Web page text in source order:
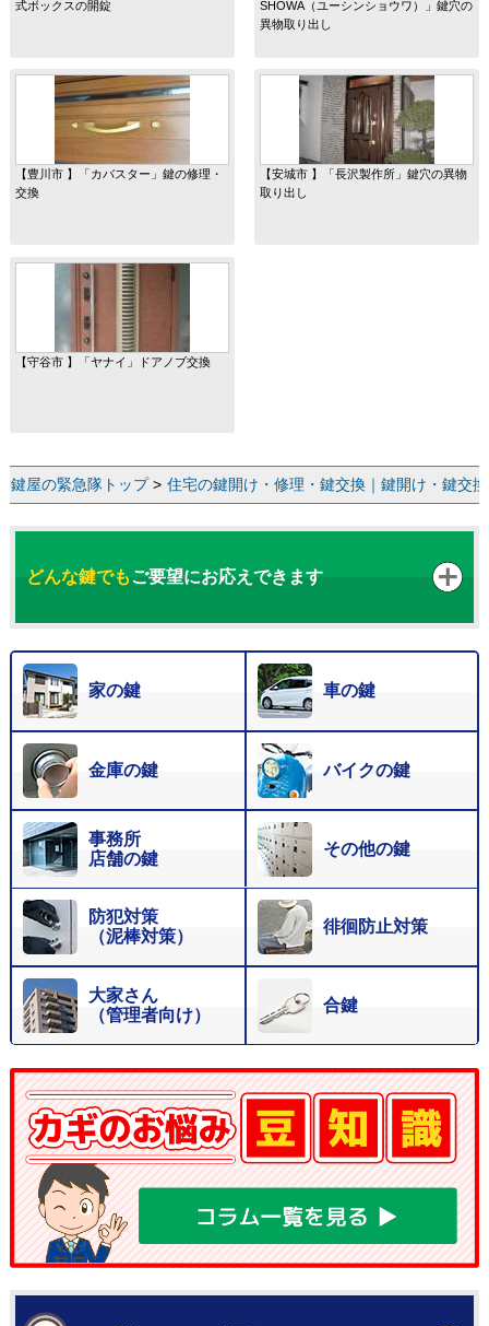
式ボックスの開錠
SHOWA（ユーシンショウワ）」鍵穴の
異物取り出し
【豊川市 】「カバスター」鍵の修理・
交換
【安城市 】「長沢製作所」鍵穴の異物
取り出し
【守谷市 】「ヤナイ」ドアノブ交換
鍵屋の緊急隊トップ> 住宅の鍵開け・修理・鍵交換｜鍵開け・鍵交
どんな鍵でもご要望にお応えできます
家の鍵 車の鍵
金庫の鍵 バイクの鍵
事務所
店舗の鍵
その他の鍵
防犯対策
（泥棒対策）
徘徊防止対策
大家さん
（管理者向け）
合鍵